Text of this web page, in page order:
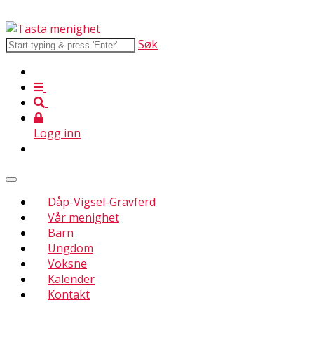
Søk
Logg inn
Dåp-Vigsel-Gravferd
Vår menighet
Barn
Ungdom
Voksne
Kalender
Kontakt